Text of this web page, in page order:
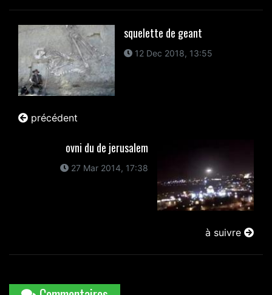
squelette de geant
12 Dec 2018, 13:55
précédent
ovni du de jerusalem
27 Mar 2014, 17:38
à suivre